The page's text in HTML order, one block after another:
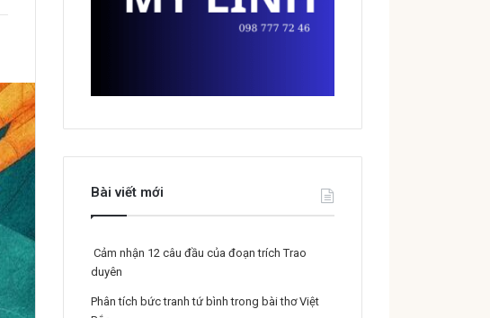
Bài viết mới
Cảm nhận 12 câu đầu của đoạn trích Trao
duyên
Phân tích bức tranh tứ bình trong bài thơ Việt